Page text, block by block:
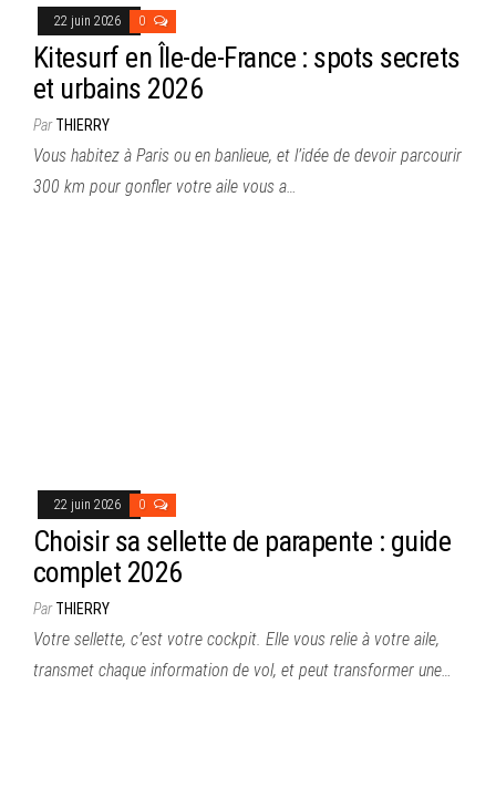
22 juin 2026 0
Kitesurf en Île-de-France : spots secrets
et urbains 2026
ParTHIERRY
Vous habitez à Paris ou en banlieue, et l’idée de devoir parcourir
300 km pour gonfler votre aile vous a…
22 juin 2026 0
Choisir sa sellette de parapente : guide
complet 2026
ParTHIERRY
Votre sellette, c’est votre cockpit. Elle vous relie à votre aile,
transmet chaque information de vol, et peut transformer une…